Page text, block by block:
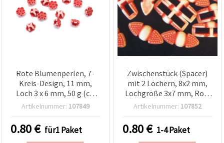
Rote Blumenperlen, 7-
Kreis-Design, 11 mm,
Loch 3 x 6 mm, 50 g (ca.
189 Stk.)
Artikelnummer: 107849
0.80€ für1 Paket
Zwischenstück (Spacer)
mit 2 Löchern, 8x2 mm,
Lochgröße 3x7 mm, Rot,
50 g (~120 Stk), für
Basteln & DIY
Artikelnummer: 107852
0.80€ 1-4 Paket